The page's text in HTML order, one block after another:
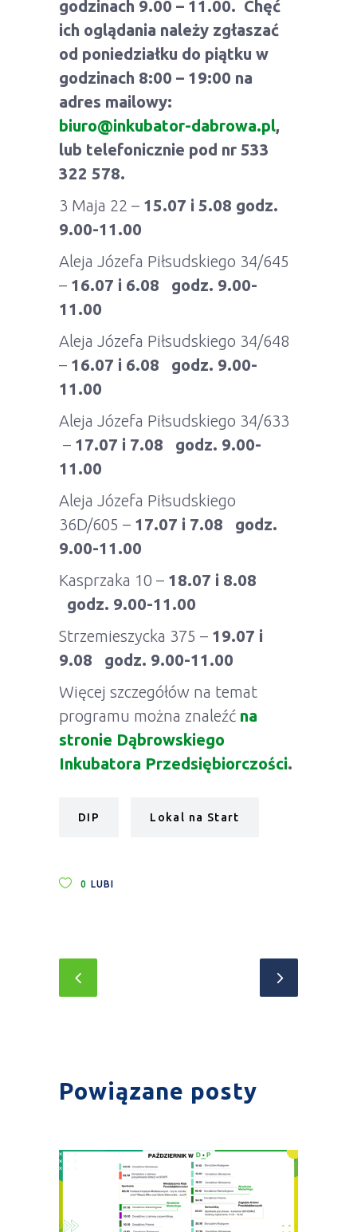
godzinach 9.00 – 11.00. Chęć
ich oglądania należy zgłaszać
od poniedziałku do piątku w
godzinach 8:00 – 19:00 na
adres mailowy:
biuro@inkubator-dabrowa.pl,
lub telefonicznie pod nr 533
322 578.
3 Maja 22 – 15.07 i 5.08 godz.
9.00-11.00
Aleja Józefa Piłsudskiego 34/645
– 16.07 i 6.08 godz. 9.00-
11.00
Aleja Józefa Piłsudskiego 34/648
– 16.07 i 6.08 godz. 9.00-
11.00
Aleja Józefa Piłsudskiego 34/633
– 17.07 i 7.08 godz. 9.00-
11.00
Aleja Józefa Piłsudskiego
36D/605 – 17.07 i 7.08 godz.
9.00-11.00
Kasprzaka 10 – 18.07 i 8.08
godz. 9.00-11.00
Strzemieszycka 375 – 19.07 i
9.08 godz. 9.00-11.00
Więcej szczegółów na temat
programu można znaleźć na
stronie Dąbrowskiego
Inkubatora Przedsiębiorczości.
DIP Lokal na Start
0 LUBI
Powiązane posty